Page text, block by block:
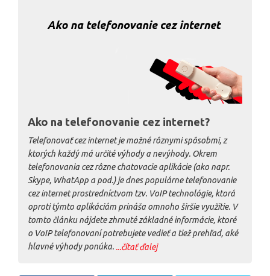
Ako na telefonovanie cez internet?
Telefonovať cez internet je možné rôznymi spôsobmi, z
ktorých každý má určité výhody a nevýhody. Okrem
telefonovania cez rôzne chatovacie aplikácie (ako napr.
Skype, WhatApp a pod.) je dnes populárne telefonovanie
cez internet prostredníctvom tzv. VoIP technológie, ktorá
oproti týmto aplikáciám prináša omnoho širšie využitie. V
tomto článku nájdete zhrnuté základné informácie, ktoré
o VoIP telefonovaní potrebujete vedieť a tiež prehľad, aké
hlavné výhody ponúka. ...čítať ďalej